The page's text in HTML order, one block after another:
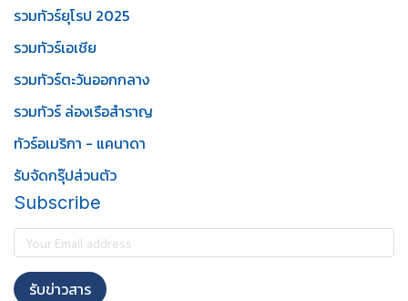
รวมทัวร์ยุโรป 2025
รวมทัวร์เอเชีย
รวมทัวร์ตะวันออกกลาง
รวมทัวร์ ล่องเรือสำราญ
ทัวร์อเมริกา - แคนาดา
รับจัดกรุ๊ปส่วนตัว
Subscribe
รับข่าวสาร